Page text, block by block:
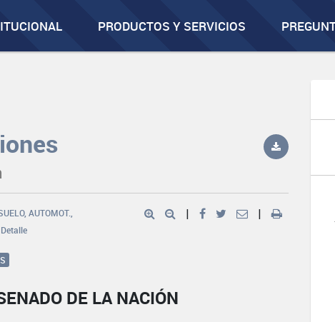
PRODUCTOS Y SERVICIOS
AUTOMOT.,
Detalle
| |
DE LA NACIÓN